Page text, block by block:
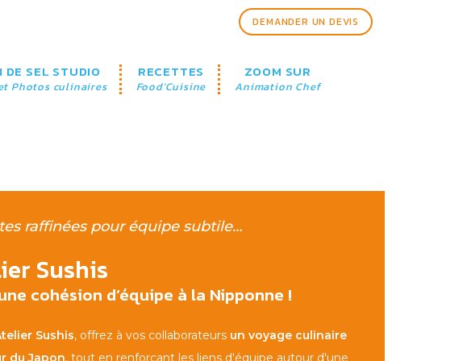
DEMANDER UN DEVIS
DE SEL STUDIO
Photos culinaires
RECETTES
Food'Cuisine
ZOOM SUR
Animation Chef
raffinées pour équipe subtile…
Sushis
cohésion d’équipe à la Nipponne !
Sushis, offrez à vos collaborateurs un voyage culinaire
du Japon, tout en renforçant les liens d'équipe autour d'une